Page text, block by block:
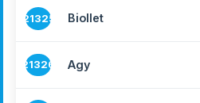
21325 Biollet
21326 Agy